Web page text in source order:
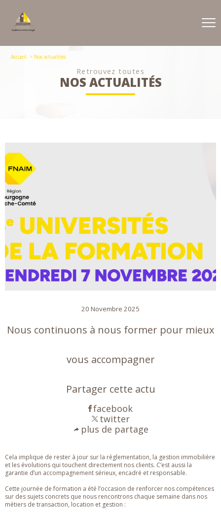
Accueil Nos actualites
Retrouvez toutes
NOS ACTUALITÉS
20 Novembre 2025
Nous continuons à nous former pour mieux
vous accompagner
Partager cette actu
facebook
twitter
plus de partage
Cela implique de rester à jour sur la réglementation, la gestion immobilière
et les évolutions qui touchent directement nos clients. C’est aussi la
garantie d’un accompagnement sérieux, encadré et responsable.
Cette journée de formation a été l’occasion de renforcer nos compétences
sur des sujets concrets que nous rencontrons chaque semaine dans nos
métiers de transaction, location et gestion :